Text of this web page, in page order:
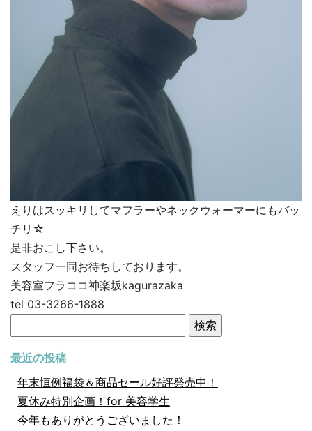
えりはスッキリしてマフラーやネックウォーマーにもバッ
チリ☆
是非おこし下さい。
スタッフ一同お待ちしております。
美容室フラココ神楽坂kagurazaka
tel 03-3266-1888
索:
最近の投稿
年末恒例福袋＆商品セール好評発売中！
夏休み特別企画！for 美容学生
今年もありがとうございました！